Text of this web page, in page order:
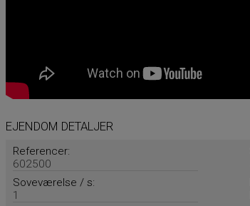
EJENDOM DETALJER
Referencer:
602500
Soveværelse / s:
1